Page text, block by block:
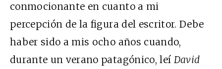
conmocionante en cuanto a mi
percepción de la figura del escritor. Debe
haber sido a mis ocho años cuando,
durante un verano patagónico, leí David